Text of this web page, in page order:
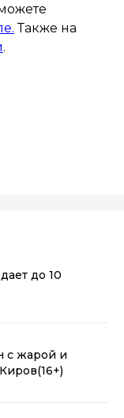
Также на
.
до 10
с жарой и
(16+)